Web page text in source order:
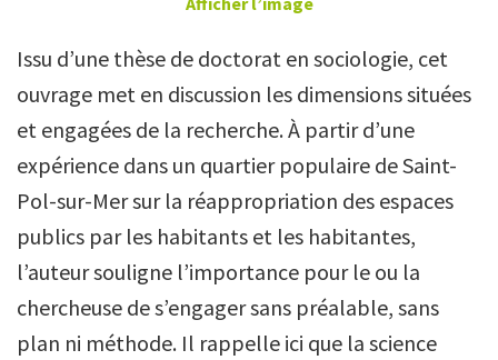
Issu d’une thèse de doctorat en sociologie, cet
ouvrage met en discussion les dimensions situées
et engagées de la recherche. À partir d’une
expérience dans un quartier populaire de Saint-
Pol-sur-Mer sur la réappropriation des espaces
publics par les habitants et les habitantes,
l’auteur souligne l’importance pour le ou la
chercheuse de s’engager sans préalable, sans
plan ni méthode. Il rappelle ici que la science